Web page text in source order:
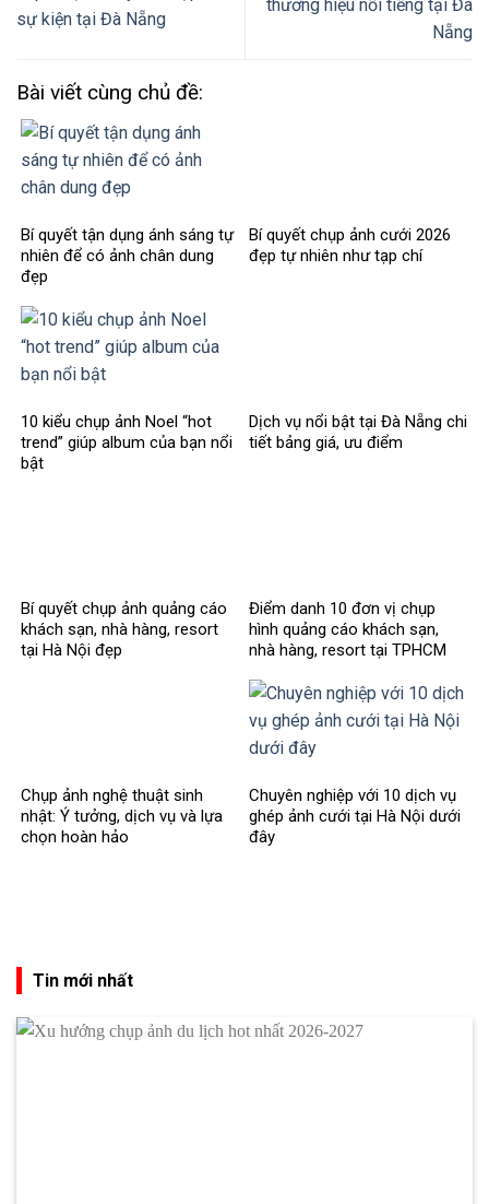
sự kiện tại Đà Nẵng
thương hiệu nổi tiếng tại Đà
Nẵng
Bài viết cùng chủ đề:
Bí quyết tận dụng ánh sáng tự
nhiên để có ảnh chân dung
đẹp
Bí quyết chụp ảnh cưới 2026
đẹp tự nhiên như tạp chí
10 kiểu chụp ảnh Noel “hot
trend” giúp album của bạn nổi
bật
Dịch vụ nổi bật tại Đà Nẵng chi
tiết bảng giá, ưu điểm
Bí quyết chụp ảnh quảng cáo
khách sạn, nhà hàng, resort
tại Hà Nội đẹp
Điểm danh 10 đơn vị chụp
hình quảng cáo khách sạn,
nhà hàng, resort tại TPHCM
Chụp ảnh nghệ thuật sinh
nhật: Ý tưởng, dịch vụ và lựa
chọn hoàn hảo
Chuyên nghiệp với 10 dịch vụ
ghép ảnh cưới tại Hà Nội dưới
đây
Tin mới nhất